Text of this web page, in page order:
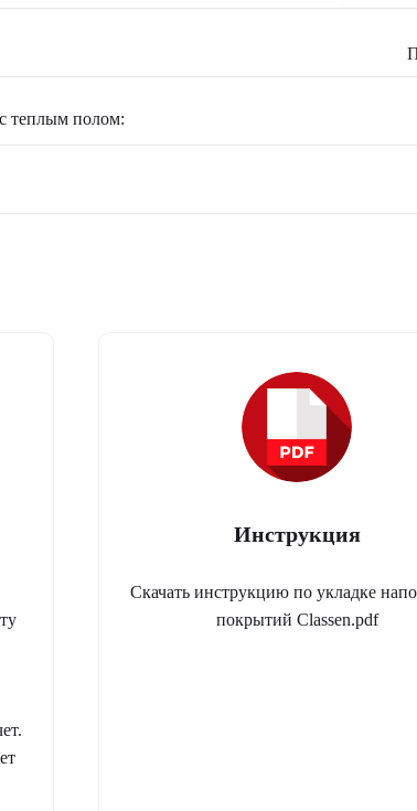
теплым полом:
Инструкция
Скачать инструкцию по укладке
покрытий Classen.pdf